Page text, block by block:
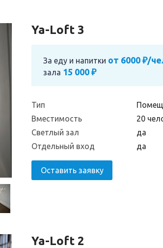
Ya-Loft 3
За еду и напитки от 6000 ₽/
зала 15 000 ₽
Тип
Вместимость
20
Светлый зал
да
Отдельный вход
да
Оставить заявку
Ya-Loft 2